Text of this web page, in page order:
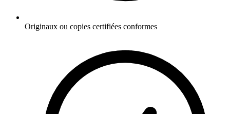
Originaux ou copies certifiées conformes